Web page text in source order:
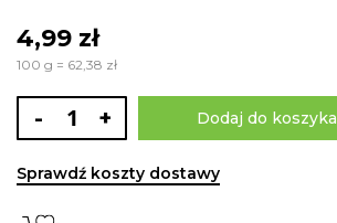
4,99 zł
100 g = 62,38 zł
- + Dodaj do koszyka
Sprawdź koszty dostawy